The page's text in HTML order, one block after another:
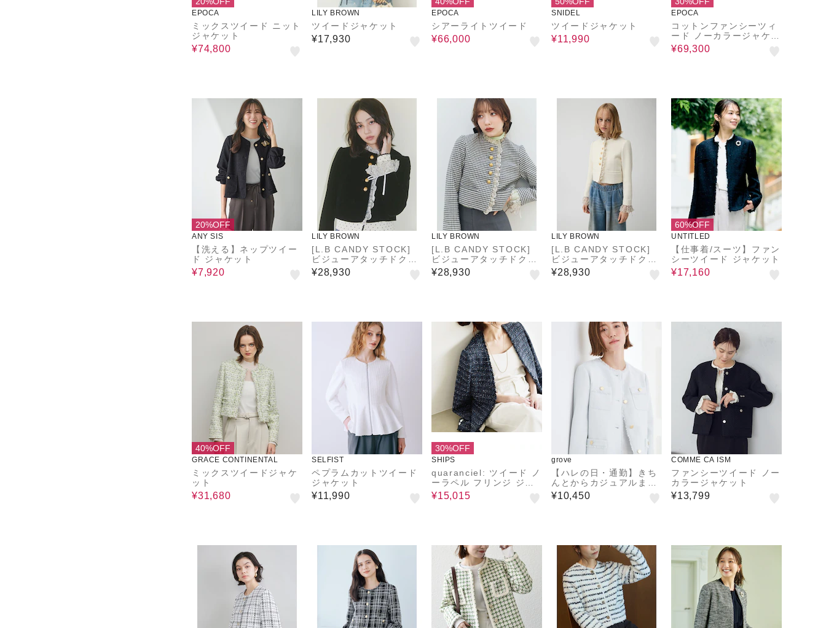
EPOCA
ミックスツイード ニット
ジャケット
¥74,800
LILY BROWN
ツイードジャケット
¥17,930
EPOCA
シアーライトツイード
¥66,000
SNIDEL
ツイードジャケット
¥11,990
EPOCA
コットンファンシーツィ
ード ノーカラージャケッ
ト
¥69,300
20%OFF
ANY SIS
【洗える】ネップツイー
ド ジャケット
¥7,920
LILY BROWN
[L.B CANDY STOCK]
ビジューアタッチドクラ
シックジャケット
¥28,930
LILY BROWN
[L.B CANDY STOCK]
ビジューアタッチドクラ
シックジャケット
¥28,930
LILY BROWN
[L.B CANDY STOCK]
ビジューアタッチドクラ
シックジャケット
¥28,930
60%OFF
UNTITLED
【仕事着/スーツ】ファン
シーツイード ジャケット
¥17,160
40%OFF
GRACE CONTINENTAL
ミックスツイードジャケ
ット
¥31,680
SELFIST
ペプラムカットツイード
ジャケット
¥11,990
30%OFF
SHIPS
quaranciel: ツイード ノ
ーラペル フリンジ ジャ
ケット
¥15,015
grove
【ハレの日・通勤】きち
んとからカジュアルまで
着回せる、ミドル丈ツイ
ードジャケット
¥10,450
COMME CA ISM
ファンシーツイード ノー
カラージャケット
¥13,799